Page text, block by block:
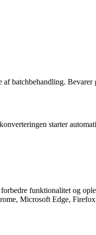
batchbehandling.
starter
funktionalitet og
Microsoft Edge,